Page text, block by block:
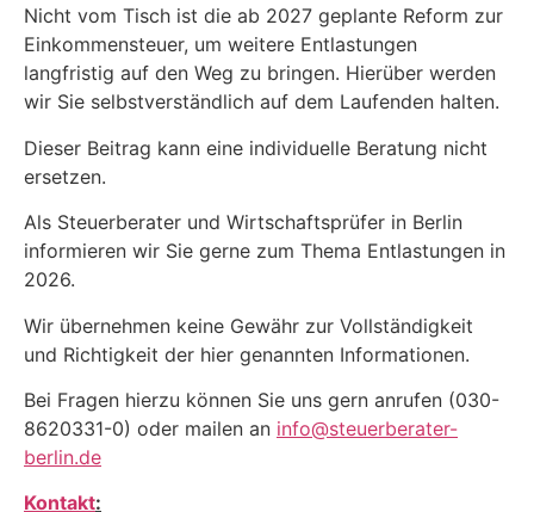
Nicht vom Tisch ist die ab 2027 geplante Reform zur
Einkommensteuer, um weitere Entlastungen
langfristig auf den Weg zu bringen. Hierüber werden
wir Sie selbstverständlich auf dem Laufenden halten.
Dieser Beitrag kann eine individuelle Beratung nicht
ersetzen.
Als Steuerberater und Wirtschaftsprüfer in Berlin
informieren wir Sie gerne zum Thema Entlastungen in
2026.
Wir übernehmen keine Gewähr zur Vollständigkeit
und Richtigkeit der hier genannten Informationen.
Bei Fragen hierzu können Sie uns gern anrufen (030-
8620331-0) oder mailen an info@steuerberater-
berlin.de
Kontakt: